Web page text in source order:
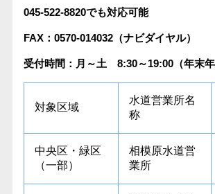
045-522-8820でも対応可能
FAX：0570-014032（ナビダイヤル）
受付時間：月～土 8:30～19:00（年末年
対象区域
水道営業所名
称
中央区・緑区
（一部）
相模原水道営
業所